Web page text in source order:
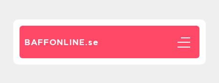
BAFFONLINE.se